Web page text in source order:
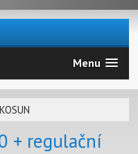
Menu
+ regulační